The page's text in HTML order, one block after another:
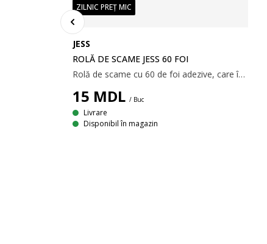
ZILNIC PREȚ MIC
JESS
ROLĂ DE SCAME JESS 60 FOI
Rolă de scame cu 60 de foi adezive, care îndepărtează cu ușurință scamele, praful și părul de animale de pe haine și alte textile. Dispune de un mâner negru. 5x22xØ5x5 cm
15 MDL / Buc
Livrare
Disponibil în magazin